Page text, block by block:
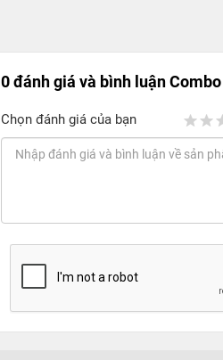
0 đánh giá và bình luận
Chọn đánh giá của bạn